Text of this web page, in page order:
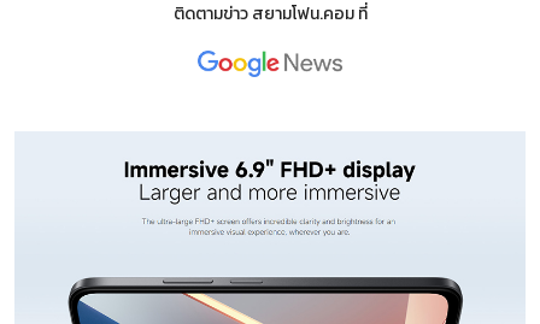
ติดตามข่าวสยามโฟน.คอมที่